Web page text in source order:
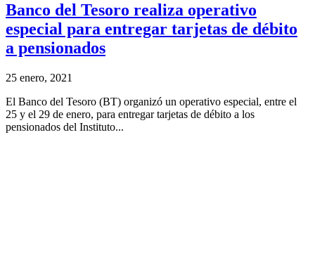
Banco del Tesoro realiza operativo
especial para entregar tarjetas de débito
a pensionados
25 enero, 2021
El Banco del Tesoro (BT) organizó un operativo especial, entre el
25 y el 29 de enero, para entregar tarjetas de débito a los
pensionados del Instituto...